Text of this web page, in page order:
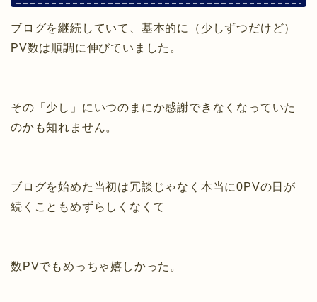
ブログを継続していて、基本的に（少しずつだけど）
PV数は順調に伸びていました。
その「少し」にいつのまにか感謝できなくなっていた
のかも知れません。
ブログを始めた当初は冗談じゃなく本当に0PVの日が
続くこともめずらしくなくて
数PVでもめっちゃ嬉しかった。